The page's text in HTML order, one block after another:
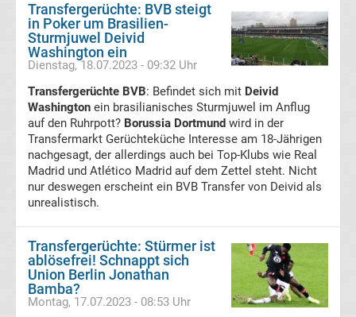
Frauenfußball
Amateurfußball
Transfergerüchte
Transferticker
vom
Transfermarkt
Transfergerüchte: BVB steigt
in Poker um Brasilien-
Sturmjuwel Deivid
Washington ein
Dienstag, 18.07.2023 - 09:32 Uhr
Transfergerüchte BVB: Befindet sich mit Deivid
Washington ein brasilianisches Sturmjuwel im Anflug
auf den Ruhrpott? Borussia Dortmund wird in der
Transfermarkt Gerüchteküche Interesse am 18-Jährigen
nachgesagt, der allerdings auch bei Top-Klubs wie Real
Madrid und Atlético Madrid auf dem Zettel steht. Nicht
nur deswegen erscheint ein BVB Transfer von Deivid als
unrealistisch.
Transfergerüchte: Stürmer ist
ablösefrei! Schnappt sich
Union Berlin Jonathan
Bamba?
Montag, 17.07.2023 - 08:53 Uhr